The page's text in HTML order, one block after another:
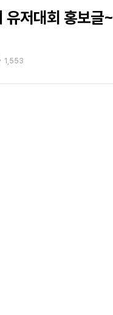
저대회 홍보글~
1,553